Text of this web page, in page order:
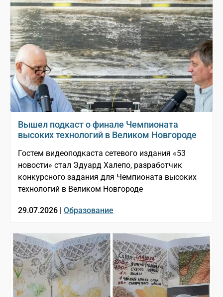
Вышел подкаст о финале Чемпионата
высоких технологий в Великом Новгороде
Гостем видеоподкаста сетевого издания «53
новости» стал Эдуард Халепо, разработчик
конкурсного задания для Чемпионата высоких
технологий в Великом Новгороде
29.07.2026 | Образование